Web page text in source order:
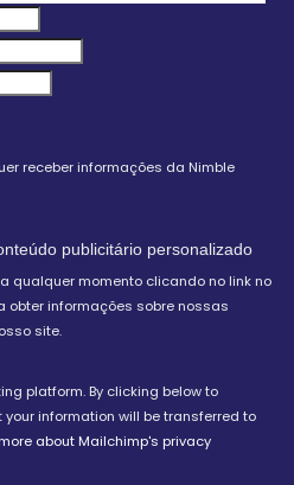
receber informações da Nimble
Conteúdo publicitário personalizado
qualquer momento clicando no link no
obter informações sobre nossas
site.
platform. By clicking below to
information will be transferred to
about Mailchimp's privacy